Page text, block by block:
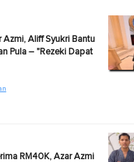
Azmi, Aliff Syukri Bantu
Pula – "Rezeki Dapat
RM40K, Azar Azmi